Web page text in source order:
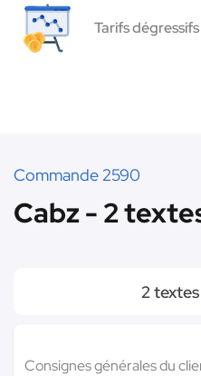
Tarifs
Commande 2590
Cabz - 2
2
Consignes générales du